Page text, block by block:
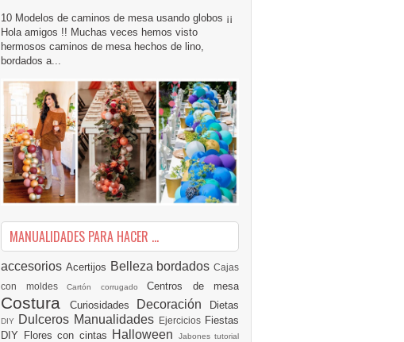
10 Modelos de caminos de mesa usando globos ¡¡
Hola amigos !! Muchas veces hemos visto
hermosos caminos de mesa hechos de lino,
bordados a...
MANUALIDADES PARA HACER ...
accesorios Acertijos Belleza bordados Cajas
con moldes Cartón corrugado Centros de mesa
Costura Curiosidades Decoración Dietas
DIY Dulceros Manualidades Ejercicios Fiestas
DIY Flores con cintas Halloween Jabones tutorial